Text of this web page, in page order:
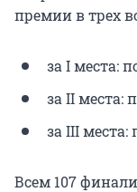
премии в трех
за I места:
за II места:
за III места:
Всем 107